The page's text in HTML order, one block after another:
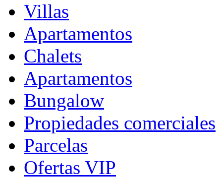
Villas
Apartamentos
Chalets
Apartamentos
Bungalow
Propiedades comerciales
Parcelas
Ofertas VIP